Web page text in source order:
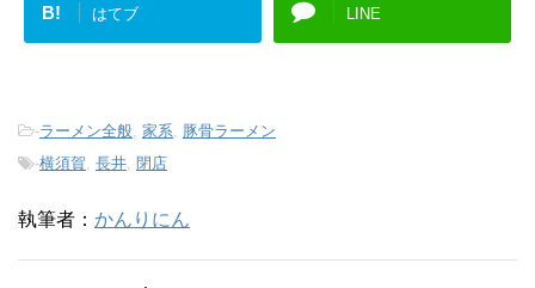
B! はてブ LINE
-ラーメン全般 家系
豚骨ラーメン
-横須賀 長井 閉店
執筆者： かんりにん